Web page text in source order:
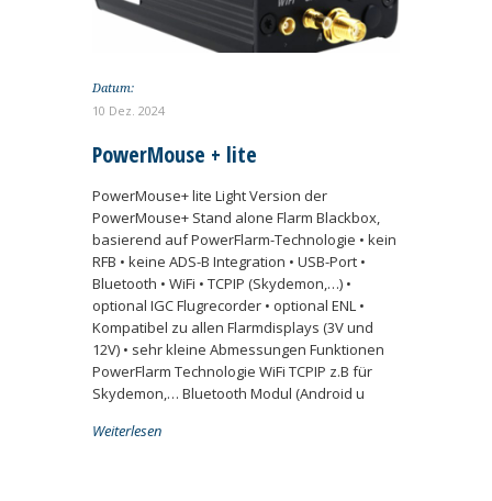
Datum:
10 Dez. 2024
PowerMouse + lite
PowerMouse+ lite Light Version der
PowerMouse+ Stand alone Flarm Blackbox,
basierend auf PowerFlarm-Technologie • kein
RFB • keine ADS-B Integration • USB-Port •
Bluetooth • WiFi • TCPIP (Skydemon,…) •
optional IGC Flugrecorder • optional ENL •
Kompatibel zu allen Flarmdisplays (3V und
12V) • sehr kleine Abmessungen Funktionen
PowerFlarm Technologie WiFi TCPIP z.B für
Skydemon,… Bluetooth Modul (Android u
Weiterlesen